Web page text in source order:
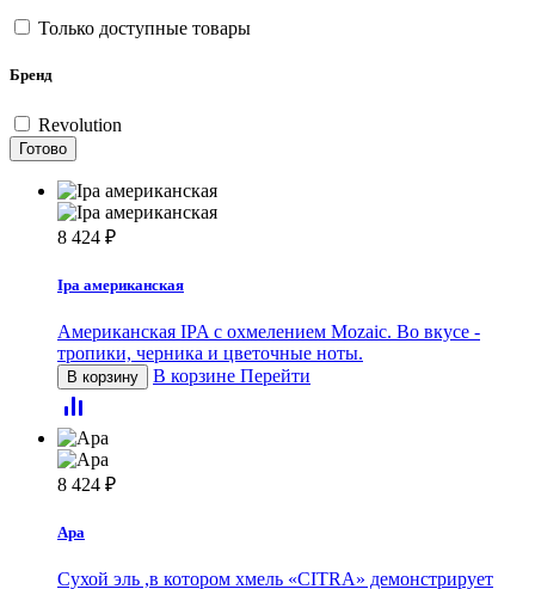
Только доступные товары
Бренд
Revolution
Готово
8 424 ₽
Ipa американская
Американская IPA c охмелением Mozaic. Во вкусе -
тропики, черника и цветочные ноты.
В корзину В корзине Перейти
8 424 ₽
Apa
Сухой эль ,в котором хмель «CITRA» демонстрирует